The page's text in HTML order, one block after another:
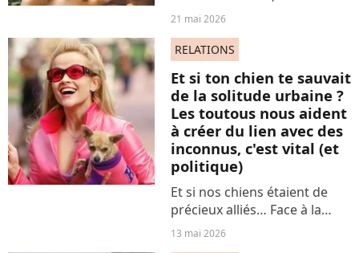
politique qui a lutté pour le
le devoir de mémoire - en
tant que rescapée des camps
de la mort....
21 mai 2026
RELATIONS
Et si ton chien te sauvait
de la solitude urbaine ?
Les toutous nous aident
à créer du lien avec des
inconnus, c'est vital (et
politique)
Et si nos chiens étaient de
précieux alliés… Face à la
solitude urbaine ? Surtout
13 mai 2026